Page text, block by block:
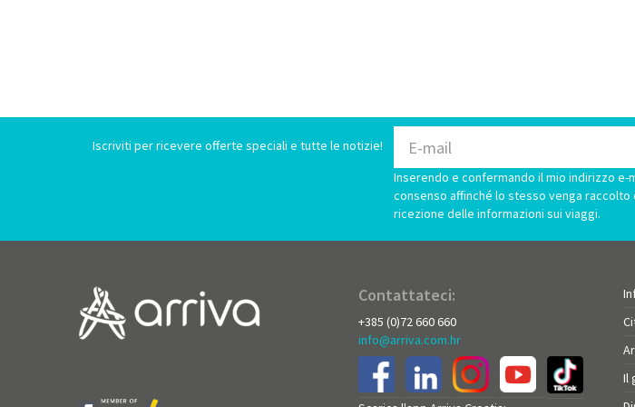
Iscriviti per ricevere offerte speciali e tutte le notizie!
Inserendo e confermando il mio indirizzo e-
consenso affinché lo stesso venga
ricezione delle informazioni sui viaggi.
Contattateci:
+385 (0)72 660 660
info@arriva.com.hr
Il